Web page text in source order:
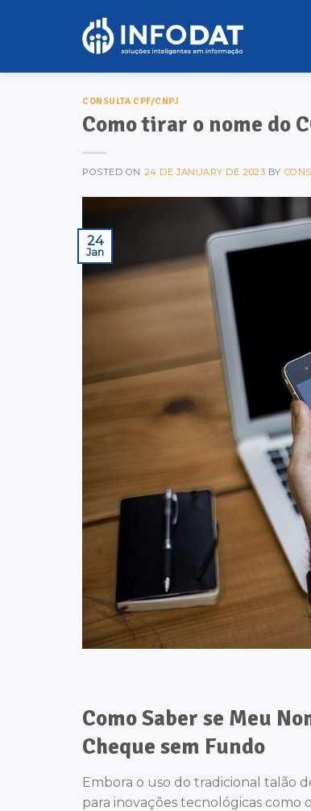
CONSULTA CPF/CNPJ
Como tirar o nome do
POSTED ON 24 DE JANUARY DE 2023 BY
24
Jan
Como Saber se Meu
Cheque sem Fundo
Embora o uso do tradicional talão
para inovações tecnológicas como